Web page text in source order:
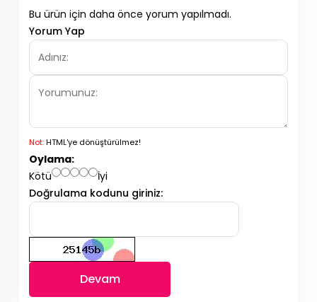
Bu ürün için daha önce yorum yapılmadı.
Yorum Yap
Not:HTML'ye dönüştürülmez!
Oylama:
Kötü
İyi
Doğrulama kodunu giriniz:
Devam